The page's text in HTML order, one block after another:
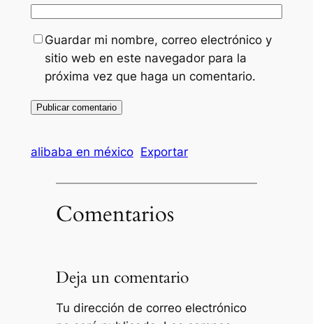
Guardar mi nombre, correo electrónico y
sitio web en este navegador para la
próxima vez que haga un comentario.
alibaba en méxico Exportar
Comentarios
Deja un comentario
Tu dirección de correo electrónico